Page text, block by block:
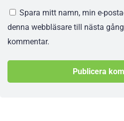
Spara mitt namn, min e-
denna webbläsare till nästa
kommentar.